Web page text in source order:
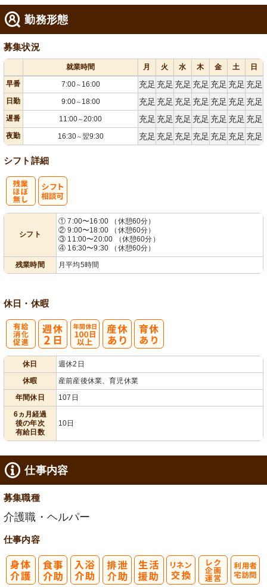
勤務形態
募集状況
就業時間 月 火 水 木 金 土
日
早番
7:00～ 16:00 充足 充足 充足 充足 充足 充足 充足
日勤 9:00～ 18:00 充足 充足 充足 充足 充足 充足 充足
遅番 11:00～20:00 充足 充足 充足 充足 充足 充足 充足
夜勤 16:30～翌9:30 充足 充足 充足 充足 充足 充足 充足
シフト詳細
シフト
① 7:00〜16:00 （休憩60分）
② 9:00〜18:00 （休憩60分）
③ 11:00〜20:00 （休憩60分）
④ 16:30〜9:30 （休憩60分）
残業時間
月平均5時間
休日・休暇
休日
週休2日
休暇
産前産後休業、育児休業
年間休日
107日
6ヵ月経過
後の年次
有給日数
10日
仕事内容
募集職種
介護職・ヘルパー
仕事内容